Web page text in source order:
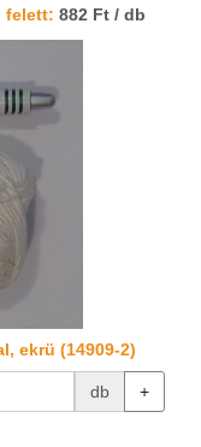
felett: 882 Ft / db
ekrü (14909-2)
db +